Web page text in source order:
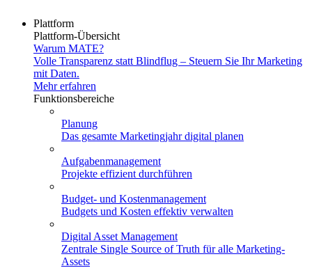
Plattform
Plattform-Übersicht
Warum MATE?
Volle Transparenz statt Blindflug – Steuern Sie Ihr Marketing
mit Daten.
Mehr erfahren
Funktionsbereiche
Planung
Das gesamte Marketingjahr digital planen
Aufgabenmanagement
Projekte effizient durchführen
Budget- und Kostenmanagement
Budgets und Kosten effektiv verwalten
Digital Asset Management
Zentrale Single Source of Truth für alle Marketing-
Assets